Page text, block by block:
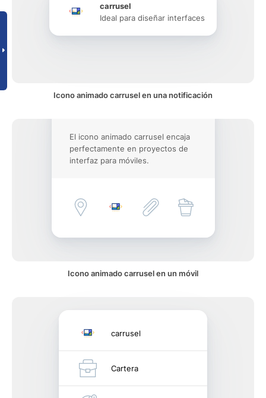
carrusel
Ideal para diseñar interfaces
Icono animado carrusel en una notificación
El icono animado carrusel encaja
perfectamente en proyectos de
interfaz para móviles.
Icono animado carrusel en un móvil
carrusel
Cartera